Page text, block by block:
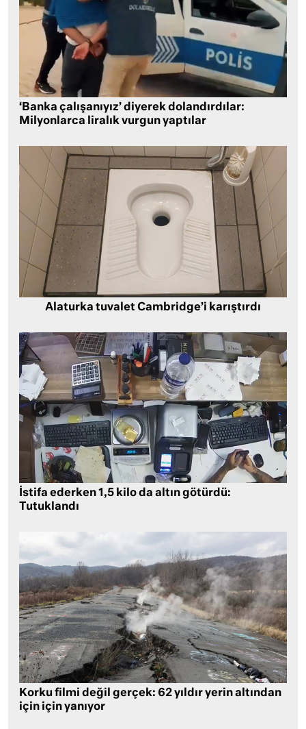
‘Banka çalışanıyız’ diyerek dolandırdılar:
Milyonlarca liralık vurgun yaptılar
Alaturka tuvalet Cambridge’i karıştırdı
İstifa ederken 1,5 kilo da altın götürdü:
Tutuklandı
Korku filmi değil gerçek: 62 yıldır yerin altından
için için yanıyor